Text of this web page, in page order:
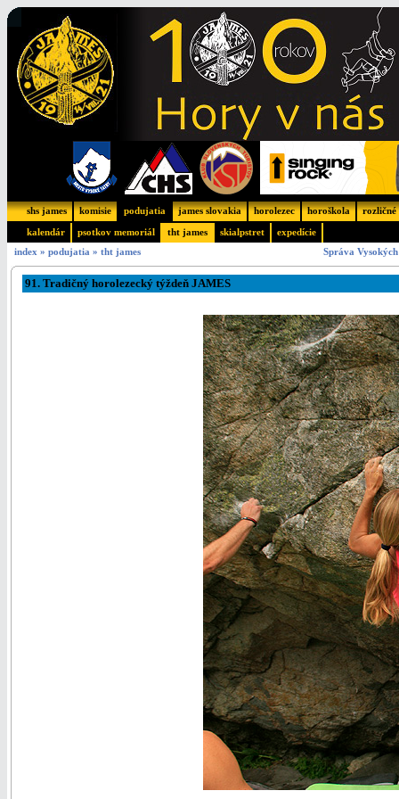
shs james komisie podujatia james slovakia horolezec horoškola rozličné
kalendár psotkov memoriál tht james skialpstret
expedície
index » podujatia » tht james Správa
91. Tradičný horolezecký týždeň JAMES